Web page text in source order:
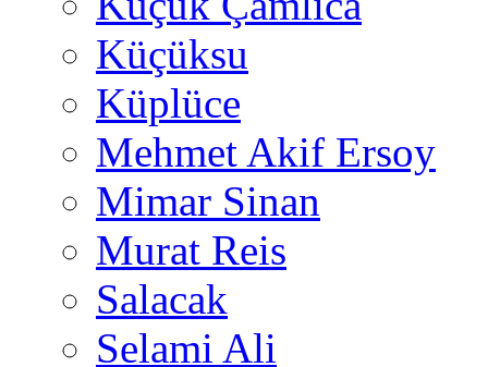
Küçüksu
Küplüce
Mehmet Akif Ersoy
Mimar Sinan
Murat Reis
Salacak
Selami Ali